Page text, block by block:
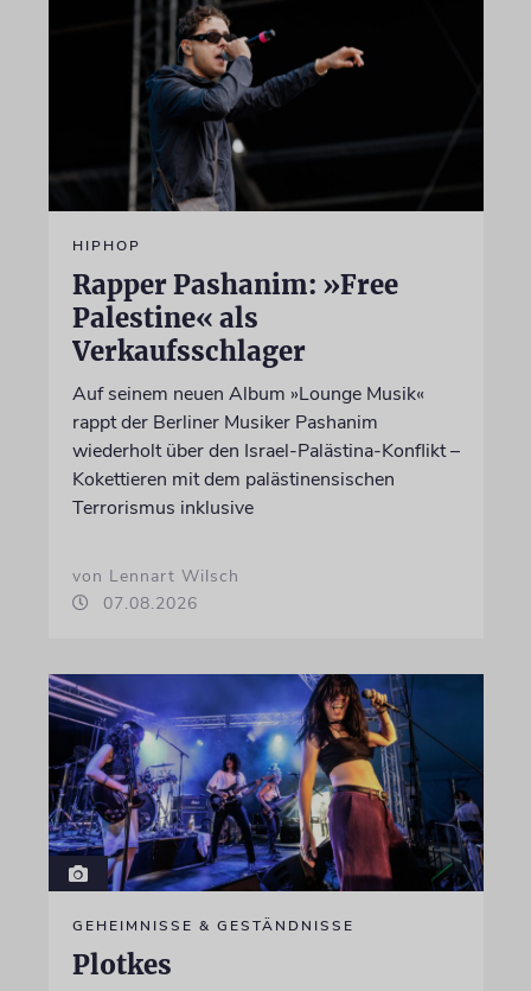
HIPHOP
Rapper Pashanim: »Free
Palestine« als
Verkaufsschlager
Auf seinem neuen Album »Lounge Musik«
rappt der Berliner Musiker Pashanim
wiederholt über den Israel-Palästina-Konflikt –
Kokettieren mit dem palästinensischen
Terrorismus inklusive
von Lennart Wilsch
07.08.2026
GEHEIMNISSE & GESTÄNDNISSE
Plotkes